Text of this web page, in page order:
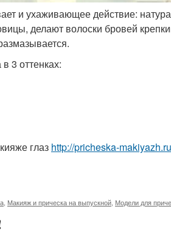
и ухаживающее действие:
делают волоски бровей
3 оттенках:
глаз http://pricheska-
Макияж и прическа на выпускной Модели для